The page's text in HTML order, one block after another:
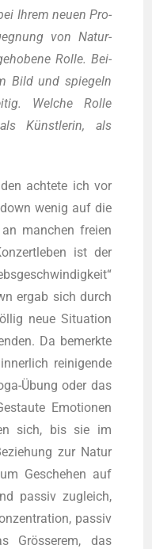
Ihrem neu­en Pro­
von Natur-
Rol­le. Bei­
Bild und spie­geln
Wel­che Rol­le
Künst­le­rin, als
ach­te­te ich vor
wenig auf die
man­chen frei­en
ist der
ergab sich durch
neue Situa­ti­on
Da bemerk­te
rei­ni­gen­de
Übung oder das
Emo­tio­nen
sich, bis sie im
zur Natur
Gesche­hen auf
pas­siv zugleich,
pas­siv
Grös­se­rem, das